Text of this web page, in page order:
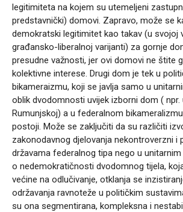
legitimiteta na kojem su utemeljeni
predstavnički) domovi. Zapravo, može se
demokratski legitimitet kao takav (u svojoj
građansko-liberalnoj varijanti) za gornje
presudne važnosti, jer ovi domovi ne štite
kolektivne interese. Drugi dom je tek u
bikameraizmu, koji se javlja samo u
oblik dvodomnosti uvijek izborni dom ( npr.
Rumunjskoj) a u federalnom
postoji. Može se zaključiti da su različiti
zakonodavnog djelovanja nekontroverzni i
državama federalnog tipa nego u unitarnim
o nedemokratičnosti dvodomnog tijela,
većine na odlučivanje, otklanja se
održavanja ravnoteže u političkim
su ona segmentirana, kompleksna i